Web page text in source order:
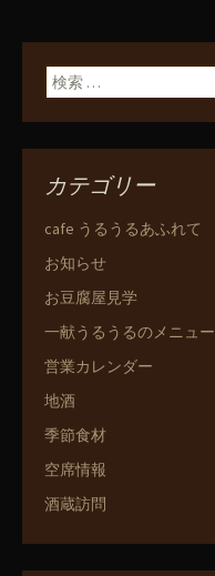
検索:
カテゴリー
cafe うるうるあふれて
お知らせ
お豆腐屋見学
一献うるうるのメニュー
営業カレンダー
地酒
季節食材
空席情報
酒蔵訪問